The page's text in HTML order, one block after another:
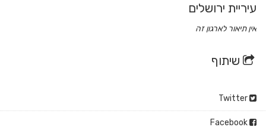
עיריית ירושלים
אין תיאור לארגון זה
שיתוף